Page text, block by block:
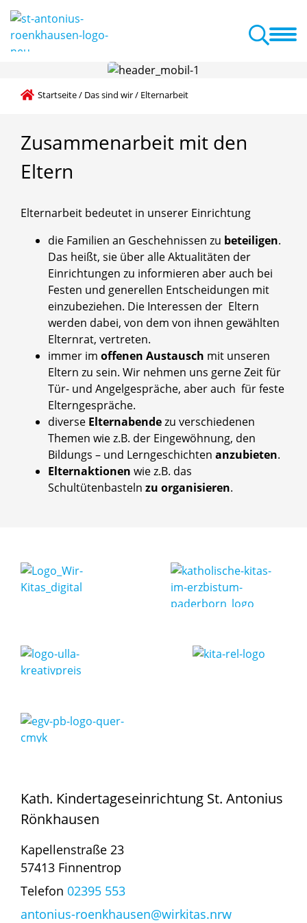
Das sind wir A-Z Liste
Startseite/ Das sind wir/ Elternarbeit
Zusammenarbeit mit den
Eltern
Elternarbeit bedeutet in unserer Einrichtung
die Familien an Geschehnissen zu beteiligen.
Das heißt, sie über alle Aktualitäten der
Einrichtungen zu informieren aber auch bei
Festen und generellen Entscheidungen mit
einzubeziehen. Die Interessen der Eltern
werden dabei, von dem von ihnen gewählten
Elternrat, vertreten.
immer im offenen Austausch mit unseren
Eltern zu sein. Wir nehmen uns gerne Zeit für
Tür- und Angelgespräche, aber auch für feste
Elterngespräche.
diverse Elternabendezu verschiedenen
Themen wie z.B. der Eingewöhnung, den
Bildungs – und Lerngeschichten anzubieten.
Elternaktionen wie z.B. das
Schultütenbasteln zu organisieren.
Kath. Kindertageseinrichtung St. Antonius
Rönkhausen
Kapellenstraße 23
57413 Finnentrop
Telefon 02395 553
antonius-roenkhausen@wirkitas.nrw